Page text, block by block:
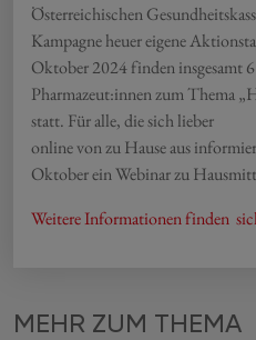
Österreichischen
Kampagne heuer eigene
Oktober 2024 finden insgesamt
Pharmazeut:innen zum Thema
statt. Für alle, die sich lieber
online von zu Hause aus
Oktober ein Webinar zu
Weitere Informationen finden
MEHR ZUM THEMA